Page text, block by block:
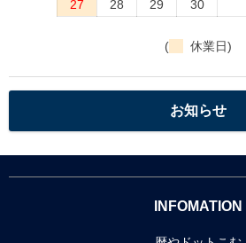
27
28 29 30
( 休業日)
お知らせ
INFOMATION